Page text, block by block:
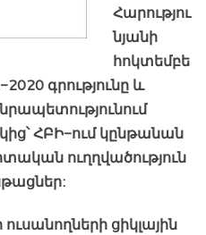
Հարությու
նյանի
հոկտեմբե
2020 գրությունը և
ՀԲԻ-ում կընթանան
ուղղվածություն
ցիկլային